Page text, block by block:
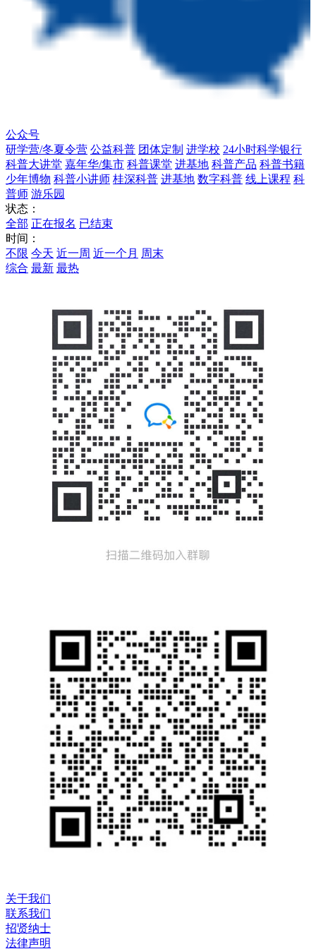
公众号
研学营/冬夏令营 公益科普 团体定制 进学校 24小时科学银行
科普大讲堂 嘉年华/集市 科普课堂 进基地 科普产品 科普书籍
少年博物 科普小讲师 桂深科普 进基地 数字科普 线上课程 科
普师 游乐园
状态：
全部 正在报名 已结束
时间：
不限 今天 近一周 近一个月 周末
综合 最新 最热
关于我们
联系我们
招贤纳士
法律声明